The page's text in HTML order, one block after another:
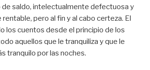
de saldo, intelectualmente defectuosa y
pero al fin y al cabo certeza. El
los cuentos desde el principio de los
aquellos que le tranquiliza y que le
tranquilo por las noches.